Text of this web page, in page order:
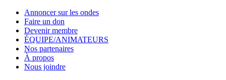
Annoncer sur les ondes
Faire un don
Devenir membre
ÉQUIPE/ANIMATEURS
Nos partenaires
À propos
Nous joindre